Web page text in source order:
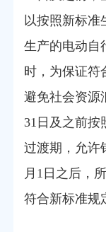
以按照新标准
生产的电动自
时，为保证符
避免社会资源
31日及之前按
过渡期，允许
月1日之后，
符合新标准规